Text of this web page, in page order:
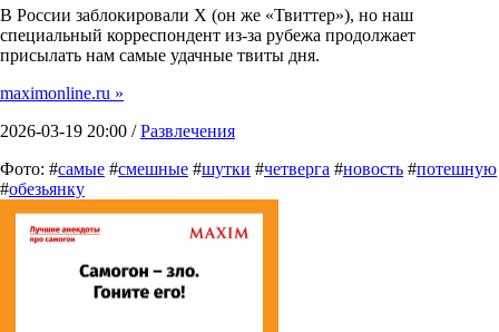
В России заблокировали X (он же «Твиттер»), но наш
специальный корреспондент из-за рубежа продолжает
присылать нам самые удачные твиты дня.
maximonline.ru »
2026-03-19 20:00 /Развлечения
Фото: #самые #смешные #шутки #четверга #новость #потешную
#обезьянку